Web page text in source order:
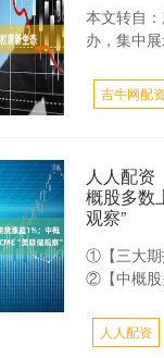
本文转自
办，集中
吉牛网配
人人配资
概股多数
观察”
①【三大期
②【中概股
人人配资